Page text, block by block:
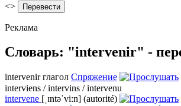
<>
Реклама
Словарь: "intervenir" -
intervenir глагол Спряжение
interviens / intervins / intervenu
intervene [ˌɪntəˈvi:n] (autorité)